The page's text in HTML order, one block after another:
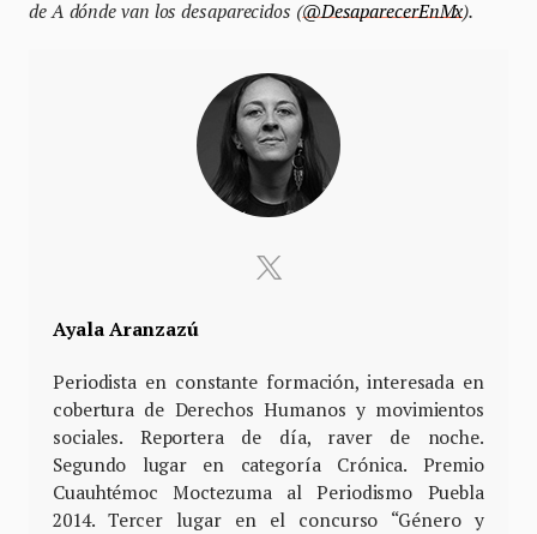
de A dónde van los desaparecidos (@DesaparecerEnMx).
Ayala Aranzazú
Periodista en constante formación, interesada en
cobertura de Derechos Humanos y movimientos
sociales. Reportera de día, raver de noche.
Segundo lugar en categoría Crónica. Premio
Cuauhtémoc Moctezuma al Periodismo Puebla
2014. Tercer lugar en el concurso “Género y